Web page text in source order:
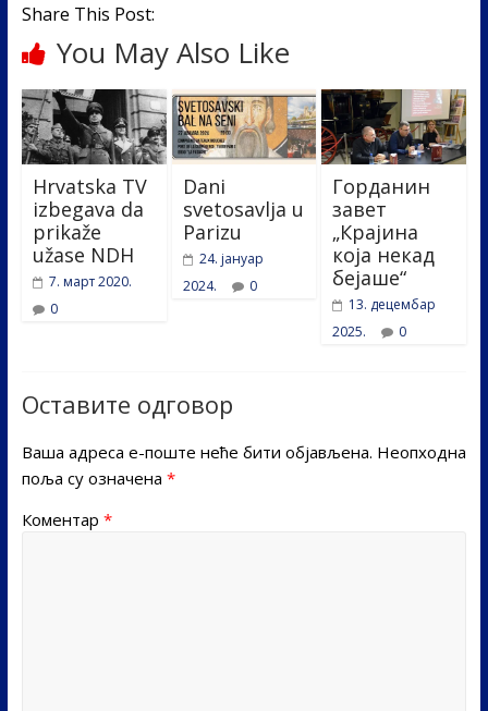
Share This Post:
You May Also Like
Hrvatska TV
izbegava da
prikaže
užase NDH
7. март 2020.
0
Dani
svetosavlja u
Parizu
24. јануар
2024.
0
Горданин
завет
„Крајина
која некад
бејаше“
13. децембар
2025.
0
Оставите одговор
Ваша адреса е-поште неће бити објављена. Неопходна
поља су означена *
Коментар *